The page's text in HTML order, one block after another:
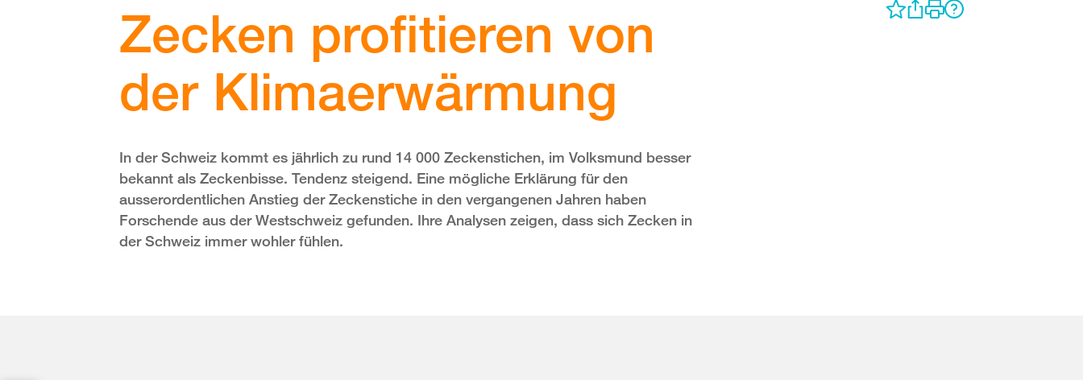
Zecken profitieren von
der Klimaerwärmung
In der Schweiz kommt es jährlich zu rund 14 000 Zeckenstichen, im Volksmund besser
bekannt als Zeckenbisse. Tendenz steigend. Eine mögliche Erklärung für den
ausserordentlichen Anstieg der Zeckenstiche in den vergangenen Jahren haben
Forschende aus der Westschweiz gefunden. Ihre Analysen zeigen, dass sich Zecken in
der Schweiz immer wohler fühlen.